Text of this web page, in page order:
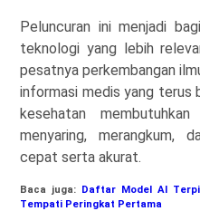
Peluncuran ini menjadi
teknologi yang lebih
pesatnya perkembangan
informasi medis yang terus
kesehatan
menyaring, merangkum,
cepat serta akurat.
Baca juga: Daftar Model AI
Tempati Peringkat Pertama